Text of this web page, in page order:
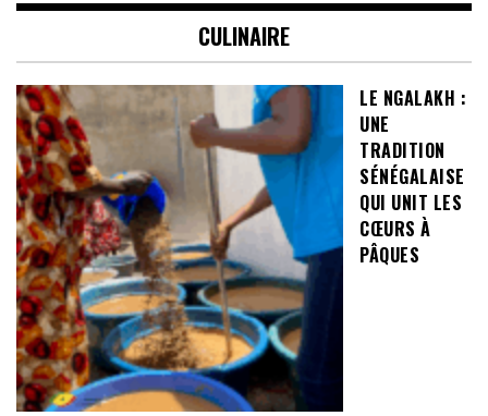
CULINAIRE
LE NGALAKH :
UNE
TRADITION
SÉNÉGALAISE
QUI UNIT LES
CŒURS À
PÂQUES